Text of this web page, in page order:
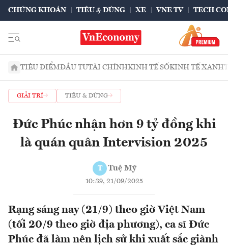
CHỨNG KHOÁN TIÊU & DÙNG XE VNE TV TECH
TIÊU ĐIỂMĐẦU TƯTÀI CHÍNHKINH TẾ SỐKINH TẾ XANH
GIẢI TRÍ TIÊU & DÙNG
Đức Phúc nhận hơn 9 tỷ đồng khi
là quán quân Intervision 2025
T Tuệ Mỹ
10:39, 21/09/2025
Rạng sáng nay (21/9) theo giờ Việt Nam
(tối 20/9 theo giờ địa phương), ca sĩ Đức
Phúc đã làm nên lịch sử khi xuất sắc giành